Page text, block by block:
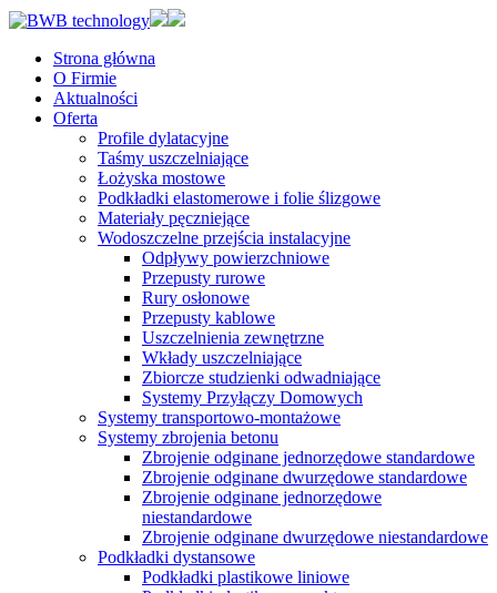
Strona główna
O Firmie
Aktualności
Oferta
Profile dylatacyjne
Taśmy uszczelniające
Łożyska mostowe
Podkładki elastomerowe i folie ślizgowe
Materiały pęczniejące
Wodoszczelne przejścia instalacyjne
Odpływy powierzchniowe
Przepusty rurowe
Rury osłonowe
Przepusty kablowe
Uszczelnienia zewnętrzne
Wkłady uszczelniające
Zbiorcze studzienki odwadniające
Systemy Przyłączy Domowych
Systemy transportowo-montażowe
Systemy zbrojenia betonu
Zbrojenie odginane jednorzędowe standardowe
Zbrojenie odginane dwurzędowe standardowe
Zbrojenie odginane jednorzędowe
niestandardowe
Zbrojenie odginane dwurzędowe niestandardowe
Podkładki dystansowe
Podkładki plastikowe liniowe